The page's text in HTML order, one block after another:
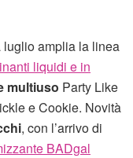
luglio amplia la linea
liquidi e in
multiuso Party Like
e Cookie. Novità
, con l’arrivo di
BADgal